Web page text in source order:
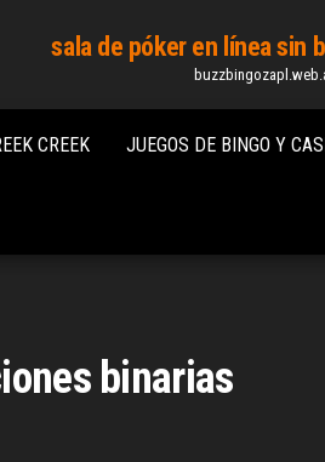
sala de póker en línea sin
CREEK JUEGOS DE BINGO Y
binarias